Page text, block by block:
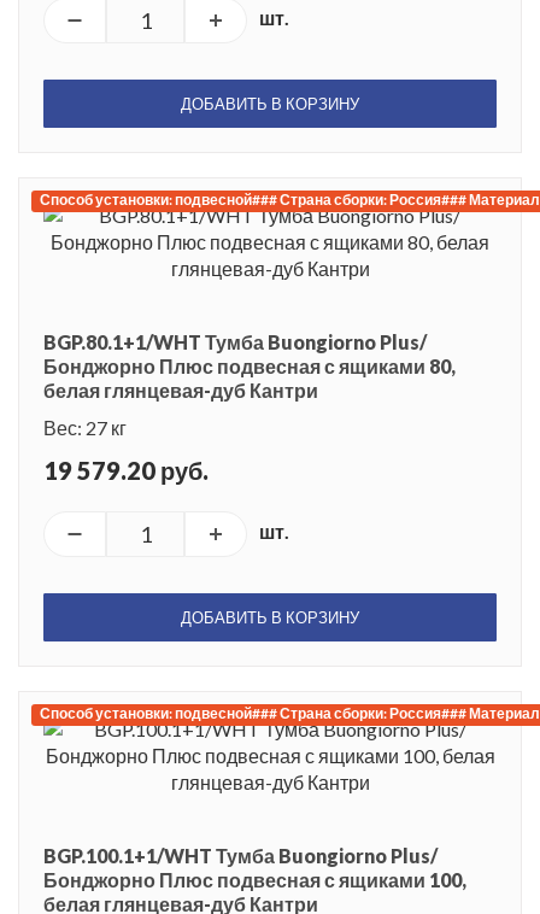
шт.
ДОБАВИТЬ В КОРЗИНУ
Способ установки: подвесной### Страна сборки: Россия###
BGP.80.1+1/WHT Тумба Buongiorno Plus/
Бонджорно Плюс подвесная с ящиками 80,
белая глянцевая-дуб Кантри
Вес: 27 кг
19 579.20 руб.
шт.
ДОБАВИТЬ В КОРЗИНУ
Способ установки: подвесной### Страна сборки: Россия###
BGP.100.1+1/WHT Тумба Buongiorno Plus/
Бонджорно Плюс подвесная с ящиками 100,
белая глянцевая-дуб Кантри